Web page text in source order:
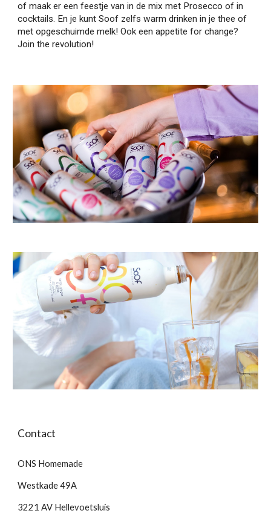
of maak er een feestje van in de mix met Prosecco of in
cocktails. En je kunt Soof zelfs warm drinken in je thee of
met opgeschuimde melk! Ook een appetite for change?
Join the revolution!
Contact
ONS Homemade
Westkade 49A
3221 AV Hellevoetsluis